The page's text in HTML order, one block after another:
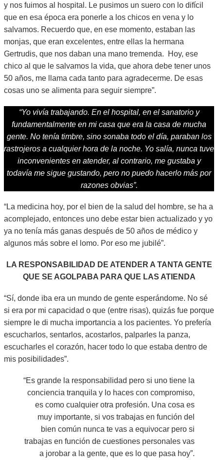
y nos fuimos al hospital. Le pusimos un suero con lo difícil
que en esa época era ponerle a los chicos en vena y lo
salvamos. Recuerdo que, en ese momento, estaban las
monjas, que eran excelentes, entre ellas la hermana
Gertrudis, que nos daban una mano tremenda. Hoy, ese
chico al que le salvamos la vida, que ahora debe tener unos
50 años, me llama cada tanto para agradecerme. De esas
cosas uno se alimenta para seguir siempre”.
“Yo vivía trabajando. En el hospital, en el sanatorio y
fundamentalmente en mi casa que era la casa de mucha
gente. No tenía timbre, sino sonaba todo el día, paraban los
rastrojeros a cualquier hora de la noche. Yo salía, nunca tuve
inconvenientes en atender, al contrario, me gustaba y
todavía me sigue gustando, pero no puedo hacerlo más por
razones obvias”.
“La medicina hoy, por el bien de la salud del hombre, se ha a
acomplejado, entonces uno debe estar bien actualizado y yo
ya no tenía más ganas después de 50 años de médico y
algunos más sobre el lomo. Por eso me jubilé”.
LA RESPONSABILIDAD DE ATENDER A TANTA GENTE
QUE SE AGOLPABA PARA QUE LAS ATIENDA
“Sí, donde iba era un mundo de gente esperándome. No sé
si era por mi capacidad o que (entre risas), quizás fue porque
siempre le di mucha importancia a los pacientes. Yo prefería
escucharlos, sentarlos, acostarlos, palparles la panza,
escucharles el corazón, hacer todo lo que estaba dentro de
mis posibilidades”.
“Es grande la responsabilidad pero si uno tiene la
conciencia tranquila y lo haces con compromiso,
es como cualquier otra profesión. Una cosa es
muy importante, si vos trabajas en función del
bien común nunca te vas a equivocar pero si
trabajas en función de cuestiones personales vas
a jorobar a la gente, que es lo que pasa hoy”.